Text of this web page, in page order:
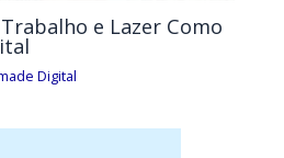
e Lazer Como
Digital